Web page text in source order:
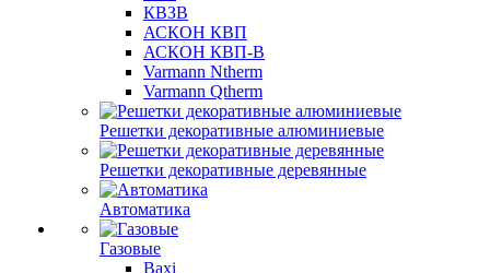
КВЗВ
АСКОН КВП
АСКОН КВП-В
Varmann Ntherm
Varmann Qtherm
Решетки декоративные алюминиевые
Решетки декоративные деревянные
Автоматика
Газовые
Baxi